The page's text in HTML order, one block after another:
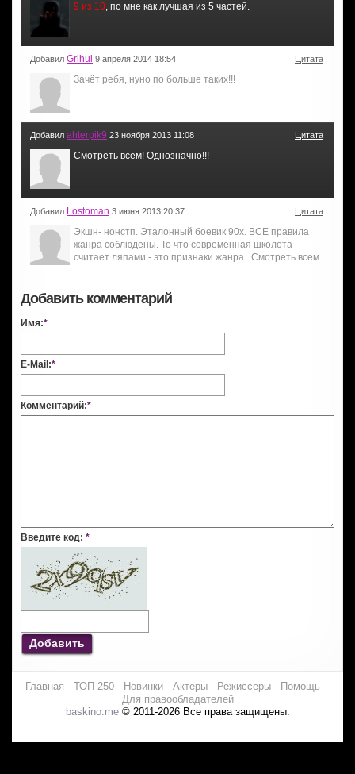
9 из 10, по мне как лучшая из 5 частей.
Добавил Grihul 9 апреля 2014 18:54 Цитата
Зачёт ребя, нуно по больше таких!!!
Добавил ahterpik9 23 ноября 2013 11:08 Цитата
Смотреть всем! Однозначно!!!
Добавил Lostoman 3 июня 2013 20:37 Цитата
Экшн- нонстп. Эталонный боевик 90х. ВСЕ правила
жанра соблюдены. То что современная школота
считает ляпами - это признаки жанра . Смотреть всем.
Добавить комментарий
Имя:*
E-Mail:*
Комментарий:*
Введите код: *
Добавить
Главная ТОП-250 Новинки Актеры Режиссеры
Помощь
Для правообладателей
baskino.me© 2011-2026 Все права защищены.